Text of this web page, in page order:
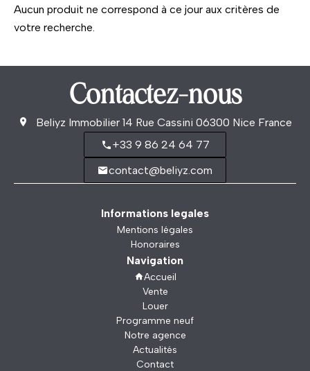
Aucun produit ne correspond à ce jour aux critères de
votre recherche.
Contactez-nous
Beliyz Immobilier 14 Rue Cassini 06300 Nice France
+33 9 86 24 64 77
contact@beliyz.com
Informations legales
Mentions légales
Honoraires
Navigation
Accueil
Vente
Louer
Programme neuf
Notre agence
Actualités
Contact